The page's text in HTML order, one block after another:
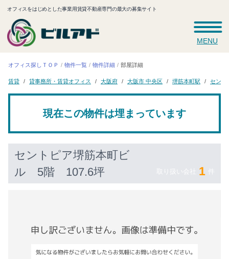
オフィスをはじめとした事業用賃貸不動産専門の最大の募集サイト
MENU
オフィス探しＴＯＰ 物件一覧 物件詳細 部屋詳細
賃貸 貸事務所・賃貸オフィス 大阪府 大阪市 中央区 堺筋本町駅 セント
現在この物件は埋まっています
セントピア堺筋本町ビ
ル 5階 107.6坪 取り扱い会社 1 件